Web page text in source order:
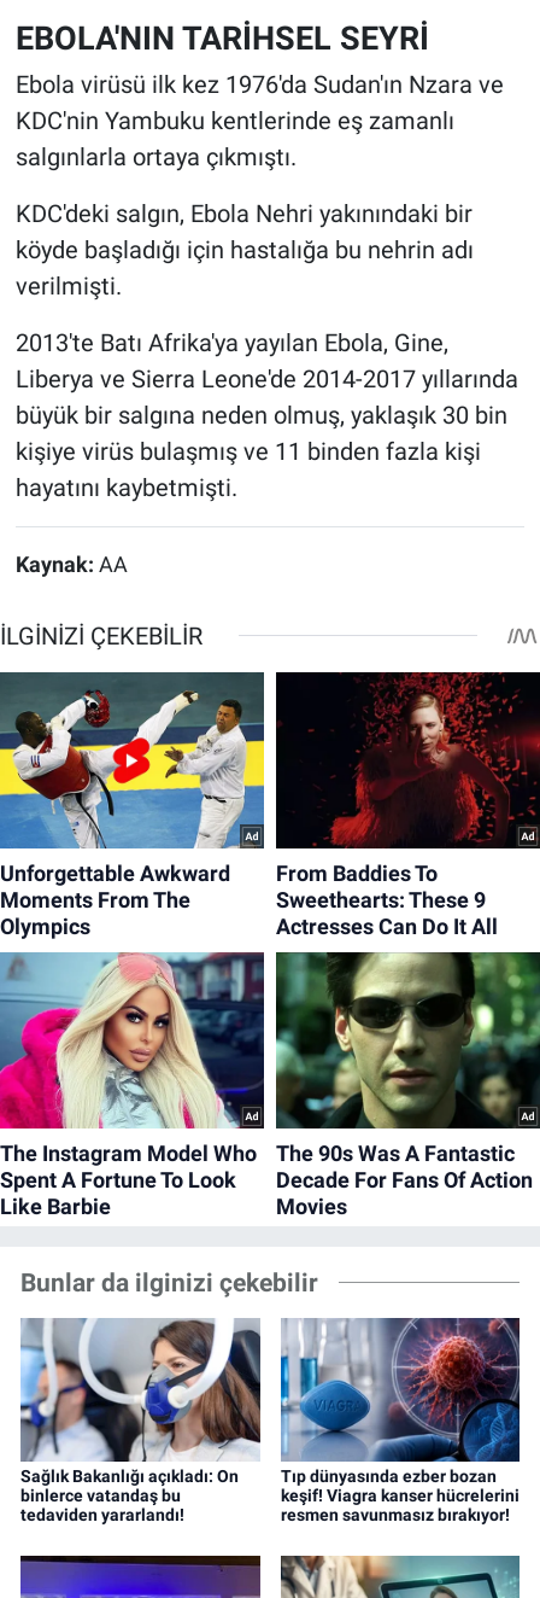
EBOLA'NIN TARİHSEL SEYRİ
Ebola virüsü ilk kez 1976'da Sudan'ın Nzara ve
KDC'nin Yambuku kentlerinde eş zamanlı
salgınlarla ortaya çıkmıştı.
KDC'deki salgın, Ebola Nehri yakınındaki bir
köyde başladığı için hastalığa bu nehrin adı
verilmişti.
2013'te Batı Afrika'ya yayılan Ebola, Gine,
Liberya ve Sierra Leone'de 2014-2017 yıllarında
büyük bir salgına neden olmuş, yaklaşık 30 bin
kişiye virüs bulaşmış ve 11 binden fazla kişi
hayatını kaybetmişti.
Kaynak: AA
Bunlar da ilginizi çekebilir
Sağlık Bakanlığı açıkladı: On
binlerce vatandaş bu
tedaviden yararlandı!
Tıp dünyasında ezber bozan
keşif! Viagra kanser hücrelerini
resmen savunmasız bırakıyor!